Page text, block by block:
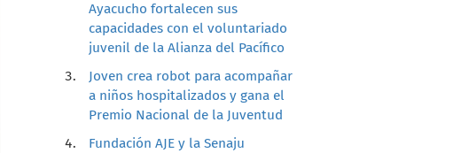
Ayacucho fortalecen sus
capacidades con el voluntariado
juvenil de la Alianza del Pacífico
Joven crea robot para acompañar
a niños hospitalizados y gana el
Premio Nacional de la Juventud
Fundación AJE y la Senaju